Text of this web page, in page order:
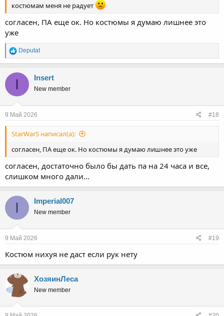
костюмам меня не радует
согласен, ПА еще ок. Но костюмы я думаю лишнее это
уже
Р
е
а
к
и
Deputat
I Insert
New member
9 Май 2026 #18
StarWarS написал(а):
согласен, ПА еще ок. Но костюмы я думаю лишнее это уже
согласен, достаточно было бы дать па на 24 часа и все,
слишком много дали...
I Imperial007
New member
9 Май 2026 #19
Костюм нихуя не даст если рук нету
ХозяинЛеса
New member